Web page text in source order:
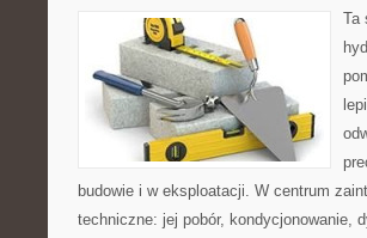
Ta
budowie i w eksploatacji. W centrum
techniczne: jej pobór, kondycjonowanie,